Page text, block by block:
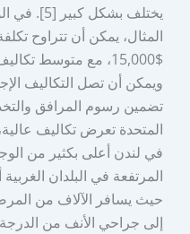
يختلف
المتحدة تعرض تكاليف
المرتفعة في البلدان
حيث يسافر الآلاف من
إلى جراحي الأنف من